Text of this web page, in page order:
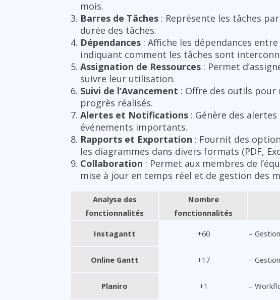
mois.
Barres de Tâches : Représente les tâches
durée des tâches.
Dépendances : Affiche les dépendances
indiquant comment les tâches sont
Assignation de Ressources : Permet
suivre leur utilisation.
Suivi de l’Avancement : Offre des outils pour
progrès réalisés.
Alertes et Notifications : Génère des
événements importants.
Rapports et Exportation : Fournit des
les diagrammes dans divers formats (PDF,
Collaboration : Permet aux membres de
mise à jour en temps réel et de gestion des
Analyse des
fonctionnalités
Nombre
fonctionnalités
Instagantt +60 –
Online Gantt +17 –
Planiro +1 –